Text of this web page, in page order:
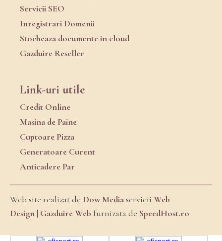
Servicii SEO
Inregistrari Domenii
Stocheaza documente in cloud
Gazduire Reseller
Link-uri utile
Credit Online
Masina de Paine
Cuptoare Pizza
Generatoare Curent
Anticadere Par
Web site realizat de Dow Mediaservicii Web
Design| Gazduire Web furnizata de SpeedHost.ro